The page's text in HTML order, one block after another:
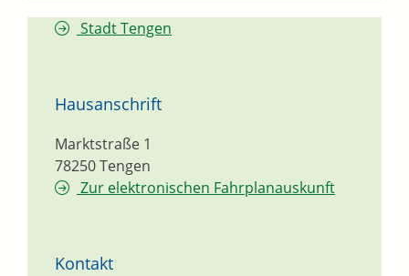
Stadt Tengen
Hausanschrift
Marktstraße 1
78250Tengen
Zur elektronischen Fahrplanauskunft
Kontakt